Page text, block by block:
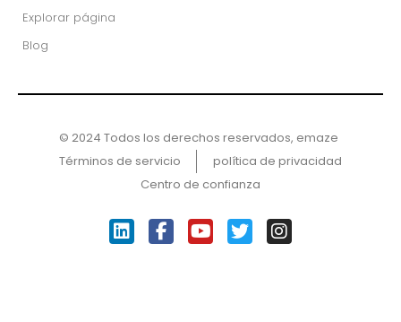
Explorar página
Blog
© 2024 Todos los derechos reservados, emaze ​
Términos de servicio
política de privacidad
Centro de confianza